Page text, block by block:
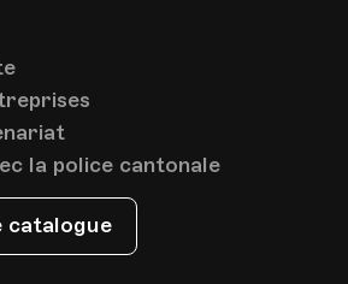
Ecole Pédagogique
33
la police cantonale
catalogue